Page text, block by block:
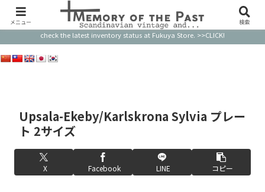
このサイトの品物のほとんどはすでに売り切れです。最新の在庫状況はFukuya Storeで
ご確認ください。 Most of the items on this website are already sold out. Please
check the latest inventory status at Fukuya Store. >>CLICK!
Upsala-Ekeby/Karlskrona Sylvia プレー
ト 2サイズ
X Facebook LINE コピー
メニュー 検索